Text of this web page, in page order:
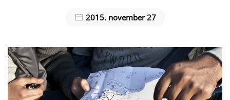
2015. november 27